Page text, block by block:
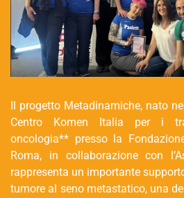
Il progetto Metadinamiche, nato
Centro Komen Italia per i
oncologia** presso la
Roma, in collaborazione con
rappresenta un importante
tumore al seno metastatico, una